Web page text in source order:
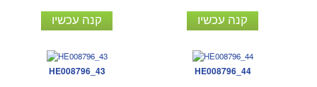
קנה עכשיו קנה עכשיו
HE008796_43 HE008796_44